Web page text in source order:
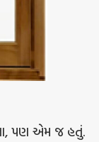
પણ એમ જ હતું.